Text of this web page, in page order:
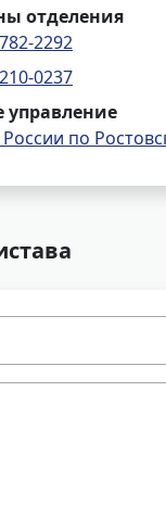
отделения
2292
0237
управление
по